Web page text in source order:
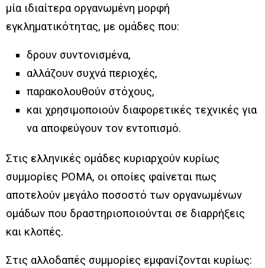
μία ιδιαίτερα οργανωμένη μορφή
εγκληματικότητας, με ομάδες που:
δρουν συντονισμένα,
αλλάζουν συχνά περιοχές,
παρακολουθούν στόχους,
και χρησιμοποιούν διαφορετικές τεχνικές για
να αποφεύγουν τον εντοπισμό.
Στις ελληνικές ομάδες κυριαρχούν κυρίως
συμμορίες ΡΟΜΑ, οι οποίες φαίνεται πως
αποτελούν μεγάλο ποσοστό των οργανωμένων
ομάδων που δραστηριοποιούνται σε διαρρήξεις
και κλοπές.
Στις αλλοδαπές συμμορίες εμφανίζονται κυρίως: